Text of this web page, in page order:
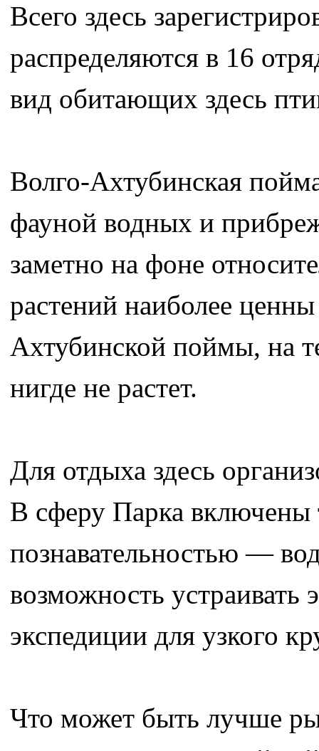
Всего здесь
распределяются в 16
вид обитающих здесь
Волго-Ахтубинская
фауной водных и
заметно на фоне
растений наиболее
Ахтубинской поймы, на
нигде не растет.
Для отдыха здесь
В сферу Парка включены
познавательностью —
возможность
экспедиции для узкого
Что может быть лучше